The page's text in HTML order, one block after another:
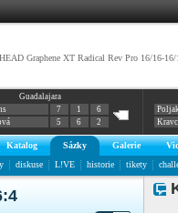
HEAD Graphene XT Radical Rev Pro 16/16-16/
Guadalajara
7 1
6
5 6 2
Katalog Sázky Galerie
diskuse L!VE historie tikety